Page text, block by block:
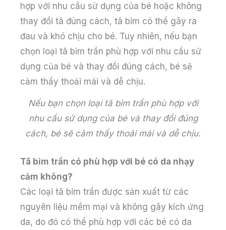
hợp với nhu cầu sử dụng của bé hoặc không
thay đổi tã đúng cách, tã bỉm có thể gây ra
đau và khó chịu cho bé. Tuy nhiên, nếu bạn
chọn loại tã bỉm trần phù hợp với nhu cầu sử
dụng của bé và thay đổi đúng cách, bé sẽ
cảm thấy thoải mái và dễ chịu.
Nếu bạn chọn loại tã bỉm trần phù hợp với
nhu cầu sử dụng của bé và thay đổi đúng
cách, bé sẽ cảm thấy thoải mái và dễ chịu.
Tã bỉm trần có phù hợp với bé có da nhạy
cảm không?
Các loại tã bỉm trần được sản xuất từ các
nguyên liệu mềm mại và không gây kích ứng
da, do đó có thể phù hợp với các bé có da